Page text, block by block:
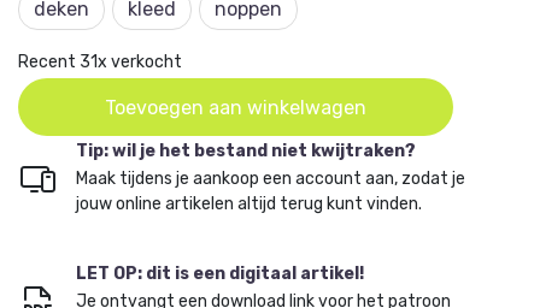
deken kleed noppen
Recent 31x verkocht
Toevoegen aan winkelwagen
Tip: wil je het bestand niet kwijtraken?
Maak tijdens je aankoop een account aan, zodat je
jouw online artikelen altijd terug kunt vinden.
LET OP: dit is een digitaal artikel!
Je ontvangt een download link voor het patroon